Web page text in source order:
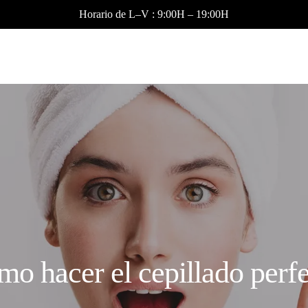
Horario de L–V : 9:00H – 19:00H
hacer el cepillado